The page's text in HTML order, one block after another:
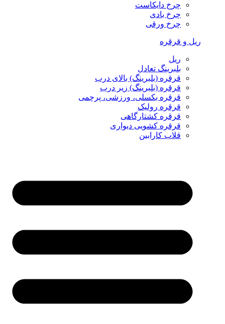
چرخ دایکاست
چرخ بادی
چرخ ورقی
ریل و قرقره
ریل
بلبرینگ تعادل
قرقره (بلبرینگ) بالای درب
قرقره (بلبرینگ) زیر درب
قرقره بکسلی، ورزشی، پرچمی
قرقره رولیک
قرقره کشتارگاهی
قرقره کشویی دیواری
قلاب کارابین